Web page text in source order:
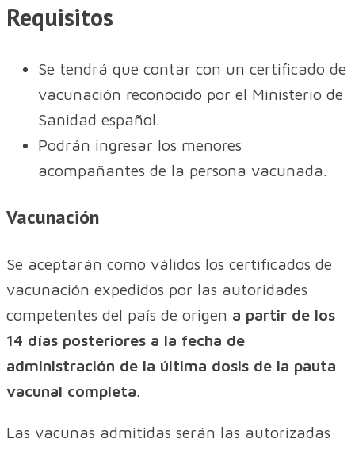
Requisitos
Se tendrá que contar con un certificado de
vacunación reconocido por el Ministerio de
Sanidad español.
Podrán ingresar los menores
acompañantes de la persona vacunada.
Vacunación
Se aceptarán como válidos los certificados de
vacunación expedidos por las autoridades
competentes del país de origen a partir de los
14 días posteriores a la fecha de
administración de la última dosis de la pauta
vacunal completa
Las vacunas admitidas serán las autorizadas